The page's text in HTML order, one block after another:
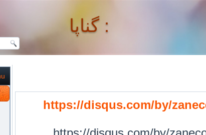
گناپا :
گناپا :
https://disqus.com/by/